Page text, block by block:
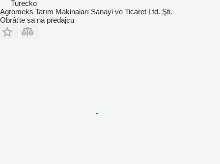
Turecko
Agromeks Tarım Makinaları Sanayi ve Ticaret Ltd. Şti.
Obráťte sa na predajcu